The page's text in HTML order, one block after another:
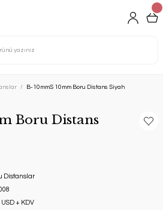
B-10mmS 10mm Boru Distans Siyah
Boru Distans
Distanslar
USD + KDV